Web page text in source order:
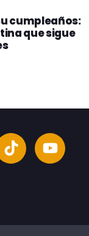
cumpleaños:
que sigue